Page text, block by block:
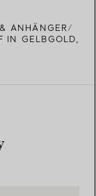
ANHÄNGER
IN GELBGOLD,